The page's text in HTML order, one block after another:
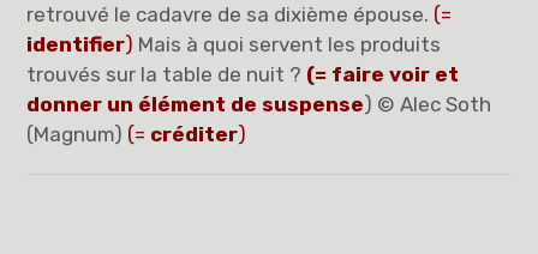
retrouvé le cadavre de sa dixième épouse. (=
identifier) Mais à quoi servent les produits
trouvés sur la table de nuit ? (= faire voir et
donner un élément de suspense) © Alec Soth
(Magnum) (= créditer)